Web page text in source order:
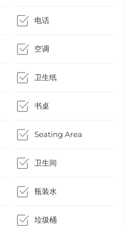
电话
空调
卫生纸
书桌
Seating Area
卫生间
瓶装水
垃圾桶